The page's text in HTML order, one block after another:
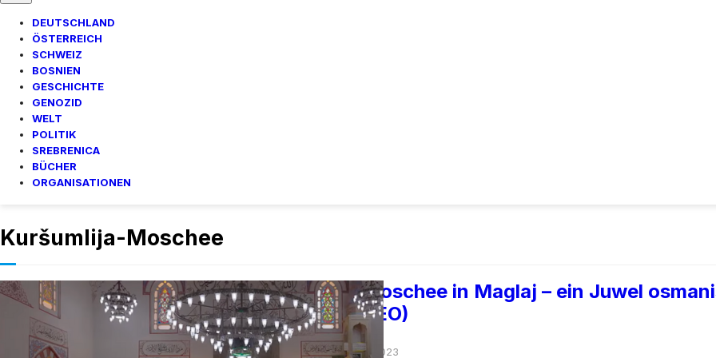
DEUTSCHLAND
ÖSTERREICH
SCHWEIZ
BOSNIEN
GESCHICHTE
GENOZID
WELT
POLITIK
SREBRENICA
BÜCHER
ORGANISATIONEN
Kuršumlija-Moschee
Die Kuršumlija Moschee in Maglaj – ein Juwel
Architektur (VIDEO)
Geschichte bhnews–29/10/2023